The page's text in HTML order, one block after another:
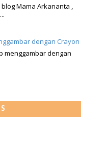
Mama Arkananta ,
dengan Crayon
menggambar dengan